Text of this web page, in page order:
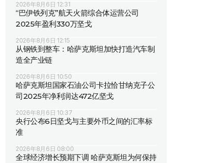
2026年8月6日 12:31
“巴伊铁列克”航天火箭综合体运营公司
2025年盈利330万坚戈
2026年8月6日 12:15
从钢铁到整车：哈萨克斯坦加快打造汽车制
造全产业链
2026年8月6日 10:50
哈萨克斯坦国家石油公司卡拉恰甘纳克子公
司2025年净利润达472亿坚戈
2026年8月6日 10:37
央行公布6日坚戈与主要外币之间的汇率标
准
2026年8月6日 08:00
全球经济增长预期下调 哈萨克斯坦为何保持